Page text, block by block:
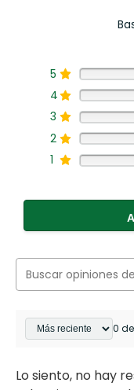
5
4
3
2
1
0
Lo siento, no hay